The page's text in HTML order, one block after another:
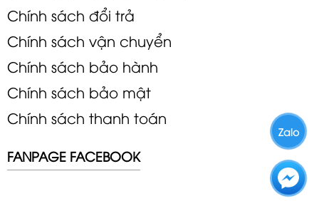
Chính sách đổi trả
Chính sách vận chuyển
Chính sách bảo hành
Chính sách bảo mật
Chính sách thanh toán
FANPAGE FACEBOOK
Zalo